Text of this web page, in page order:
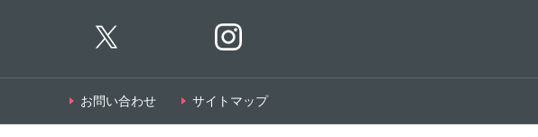
お問い合わせ サイトマップ